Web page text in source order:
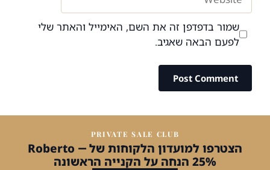
שמור בדפדפן זה את השם, האימייל והאתר שלי
לפעם הבאה שאגיב.
PRIVATE SALE CLUB
הצטרפו למועדון הלקוחות של Roberto —
25% הנחה על הקנייה הראשונה